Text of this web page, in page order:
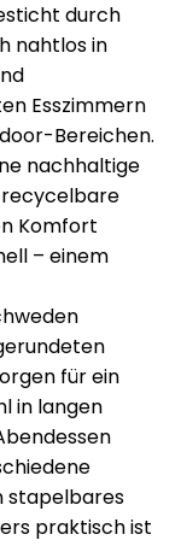
durch
nahtlos in
Esszimmern
Bereichen.
nachhaltige
recycelbare
Komfort
– einem
für ein
in langen
stapelbares
praktisch ist